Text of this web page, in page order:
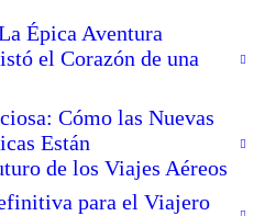
Épica Aventura
el Corazón de una
Cómo las Nuevas
Están
de los Viajes Aéreos
para el Viajero